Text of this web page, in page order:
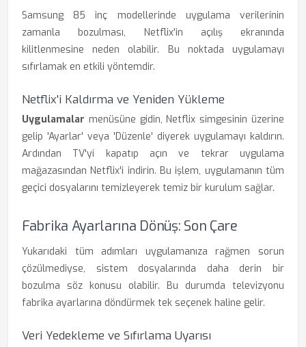
Samsung 85 inç modellerinde uygulama verilerinin
zamanla bozulması, Netflix'in açılış ekranında
kilitlenmesine neden olabilir. Bu noktada uygulamayı
sıfırlamak en etkili yöntemdir.
Netflix'i Kaldırma ve Yeniden Yükleme
Uygulamalar menüsüne gidin, Netflix simgesinin üzerine
gelip 'Ayarlar' veya 'Düzenle' diyerek uygulamayı kaldırın.
Ardından TV'yi kapatıp açın ve tekrar uygulama
mağazasından Netflix'i indirin. Bu işlem, uygulamanın tüm
geçici dosyalarını temizleyerek temiz bir kurulum sağlar.
Fabrika Ayarlarına Dönüş: Son Çare
Yukarıdaki tüm adımları uygulamanıza rağmen sorun
çözülmediyse, sistem dosyalarında daha derin bir
bozulma söz konusu olabilir. Bu durumda televizyonu
fabrika ayarlarına döndürmek tek seçenek haline gelir.
Veri Yedekleme ve Sıfırlama Uyarısı